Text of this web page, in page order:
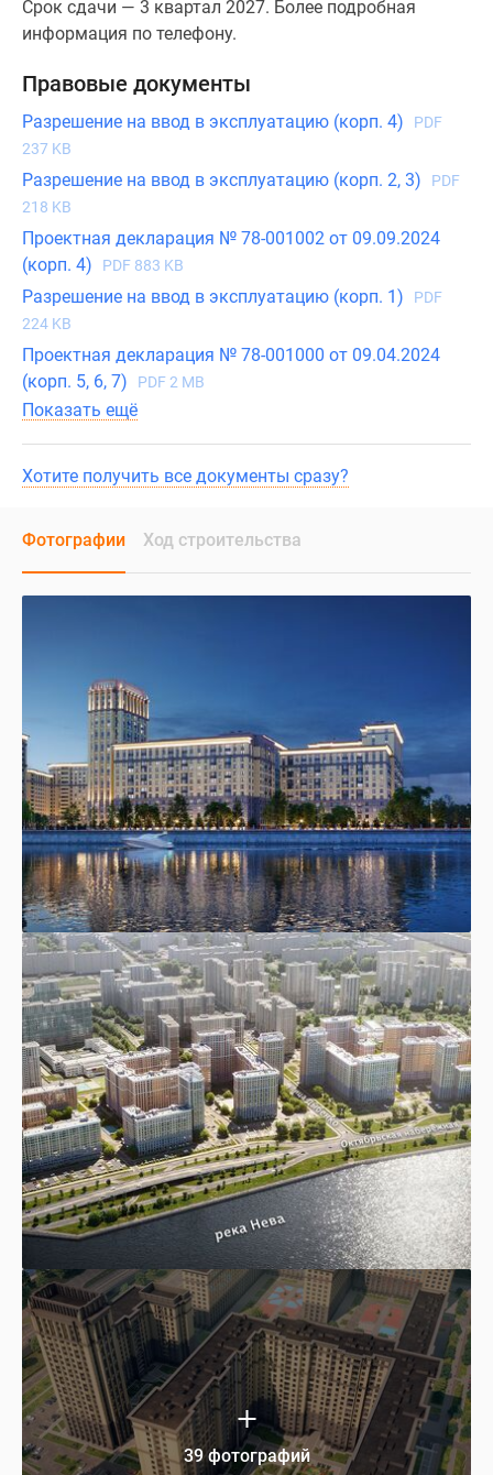
Срок сдачи — 3 квартал 2027. Более подробная
информация по телефону.
Правовые документы
Разрешение на ввод в эксплуатацию (корп. 4)
PDF
237 KB
Разрешение на ввод в эксплуатацию (корп. 2, 3)
PDF
218 KB
Проектная декларация № 78-001002 от 09.09.2024
(корп. 4)
PDF 883 KB
Разрешение на ввод в эксплуатацию (корп. 1)
PDF
224 KB
Проектная декларация № 78-001000 от 09.04.2024
(корп. 5, 6, 7)
PDF 2 MB
Показать ещё
Хотите получить все документы сразу?
Фотографии Ход строительства
39 фотографий